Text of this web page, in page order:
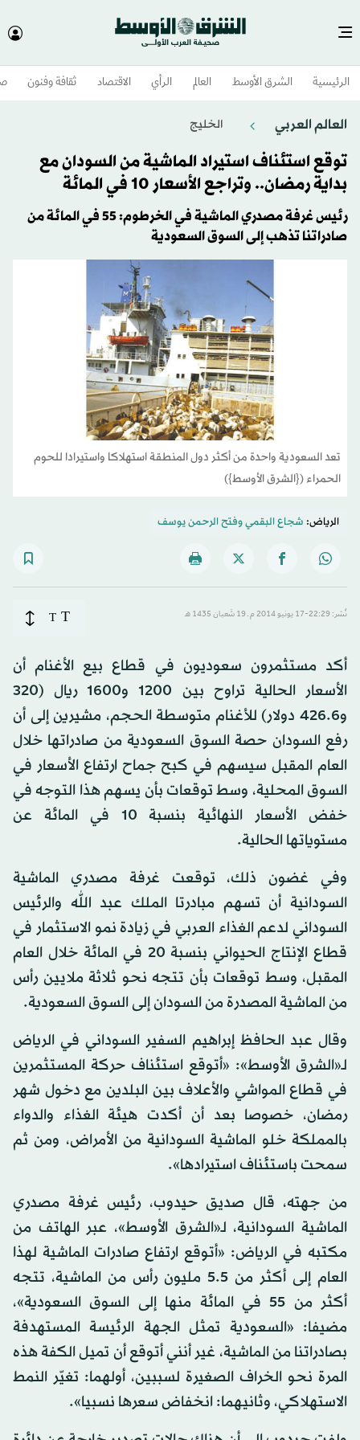
الرئيسية الشرق الأوسط​ العالم الرأي الاقتصاد ثقافة وفنون
العالم العربي الخليج
توقع استئناف استيراد الماشية من السودان مع
بداية رمضان.. وتراجع الأسعار 10 في المائة
رئيس غرفة مصدري الماشية في الخرطوم: 55 في المائة من
صادراتنا تذهب إلى السوق السعودية
تعد السعودية واحدة من أكثر دول المنطقة استهلاكا واستيرادا للحوم
الحمراء ({الشرق الأوسط})
الرياض: شجاع البقميوفتح الرحمن يوسف
نُشر: 22:29-17 يونيو 2014 م ـ 19 شَعبان 1435 هـ T
T
أكد مستثمرون سعوديون في قطاع بيع الأغنام أن
الأسعار الحالية تراوح بين 1200 و1600 ريال (320
و426.6 دولار) للأغنام متوسطة الحجم، مشيرين إلى أن
رفع السودان حصة السوق السعودية من صادراتها خلال
العام المقبل سيسهم في كبح جماح ارتفاع الأسعار في
السوق المحلية، وسط توقعات بأن يسهم هذا التوجه في
خفض الأسعار النهائية بنسبة 10 في المائة عن
مستوياتها الحالية.
وفي غضون ذلك، توقعت غرفة مصدري الماشية
السودانية أن تسهم مبادرتا الملك عبد الله والرئيس
السوداني لدعم الغذاء العربي في زيادة نمو الاستثمار في
قطاع الإنتاج الحيواني بنسبة 20 في المائة خلال العام
المقبل، وسط توقعات بأن تتجه نحو ثلاثة ملايين رأس
من الماشية المصدرة من السودان إلى السوق السعودية.
وقال عبد الحافظ إبراهيم السفير السوداني في الرياض
لـ«الشرق الأوسط»: «أتوقع استئناف حركة المستثمرين
في قطاع المواشي والأعلاف بين البلدين مع دخول شهر
رمضان، خصوصا بعد أن أكدت هيئة الغذاء والدواء
بالمملكة خلو الماشية السودانية من الأمراض، ومن ثم
سمحت باستئناف استيرادها».
من جهته، قال صديق حيدوب، رئيس غرفة مصدري
الماشية السودانية، لـ«الشرق الأوسط»، عبر الهاتف من
مكتبه في الرياض: «أتوقع ارتفاع صادرات الماشية لهذا
العام إلى أكثر من 5.5 مليون رأس من الماشية، تتجه
أكثر من 55 في المائة منها إلى السوق السعودية»،
مضيفا: «السعودية تمثل الجهة الرئيسة المستهدفة
بصادراتنا من الماشية، غير أنني أتوقع أن تميل الكفة هذه
المرة نحو الخراف الصغيرة لسببين، أولهما: تغيّر النمط
الاستهلاكي، وثانيهما: انخفاض سعرها نسبيا».